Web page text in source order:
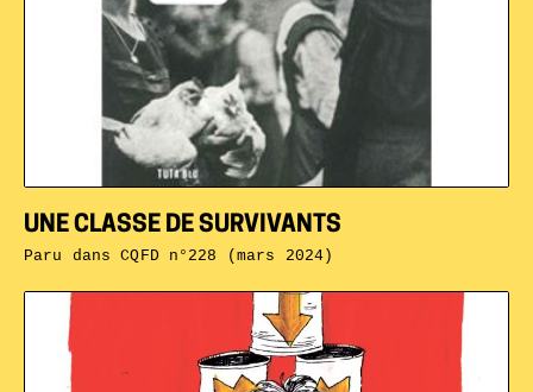
UNE CLASSE DE SURVIVANTS
Paru dansCQFD n°228 (mars 2024)